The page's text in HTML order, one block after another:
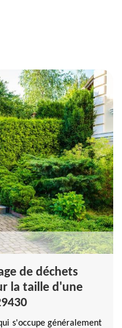
de déchets
la taille d'une
s'occupe généralement